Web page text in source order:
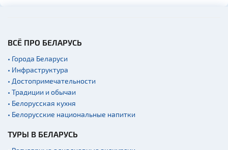
Памятники природы
Производства
Военная история
Мастер-классы
Квесты
ВСЁ ПРО БЕЛАРУСЬ
• Города Беларуси
• Инфраструктура
• Достопримечательности
• Традиции и обычаи
• Белорусская кухня
• Белорусские национальные напитки
ТУРЫ В БЕЛАРУСЬ